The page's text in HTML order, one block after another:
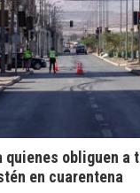
quienes obliguen a
en cuarentena